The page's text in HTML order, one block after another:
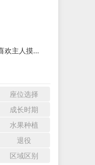
摸小兔子哪里它最舒服（兔子喜欢主人摸的动作）
座位选择
成长时期
水果种植
退役
区域区别